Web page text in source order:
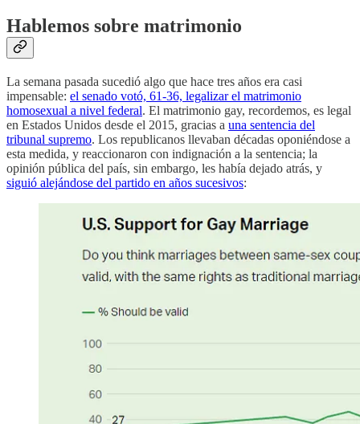
Hablemos sobre matrimonio
La semana pasada sucedió algo que hace tres años era casi
impensable: el senado votó, 61-36, legalizar el matrimonio
homosexual a nivel federal. El matrimonio gay, recordemos, es legal
en Estados Unidos desde el 2015, gracias a una sentencia del
tribunal supremo. Los republicanos llevaban décadas oponiéndose a
esta medida, y reaccionaron con indignación a la sentencia; la
opinión pública del país, sin embargo, les había dejado atrás, y
siguió alejándose del partido en años sucesivos: